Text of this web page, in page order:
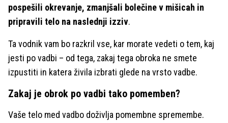
pospešili okrevanje, zmanjšali bolečine v mišicah in
pripravili telo na naslednji izziv.
Ta vodnik vam bo razkril vse, kar morate vedeti o tem, kaj
jesti po vadbi – od tega, zakaj tega obroka ne smete
izpustiti in katera živila izbrati glede na vrsto vadbe.
Zakaj je obrok po vadbi tako pomemben?
Vaše telo med vadbo doživlja pomembne spremembe.